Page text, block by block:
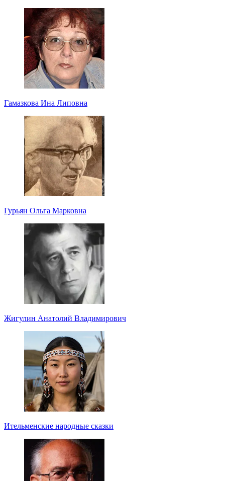
Гамазкова Ина Липовна
Гурьян Ольга Марковна
Жигулин Анатолий Владимирович
Ительменские народные сказки